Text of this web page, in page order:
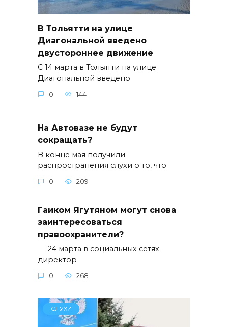
В Тольятти на улице
Диагональной введено
двустороннее движение
С 14 марта в Тольятти на улице
Диагональной введено
0 144
На Автовазе не будут
сокращать?
В конце мая получили
распространения слухи о то, что
0 209
Гаиком Ягутяном могут снова
заинтересоваться
правоохранители?
24 марта в социальных сетях
директор
0 268
СЛУХИ